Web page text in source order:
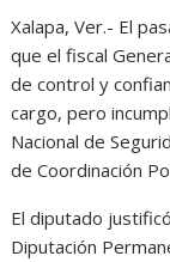
Xalapa, Ver.- El
que el fiscal
de control y
cargo, pero
Nacional de
de Coordinación
El diputado
Diputación